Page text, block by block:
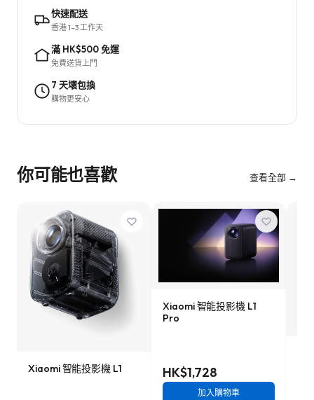
快速配送
香港 1–3 工作天
滿 HK$500 免運
免費送貨上門
7 天壞包換
購物更安心
你可能也喜歡 查看全部 →
Xiaomi 智能投影機 L1
Xiaomi 智能投影機 L1
Pro
HK$1,728
加入購物車